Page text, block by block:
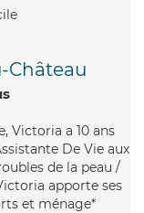
Château
Victoria a 10 ans
De Vie aux
de la peau /
apporte ses
et ménage*